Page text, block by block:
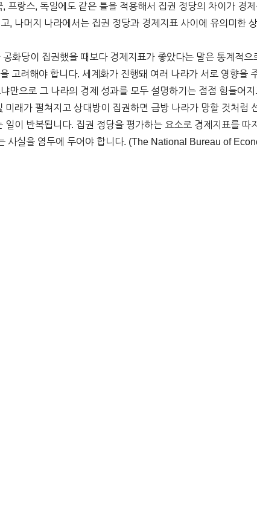
프랑스, 독일에도 같은 틀을 적용해서 집권 정당의 차이가 경
, 나머지 나라에서는 집권 정당과 경제지표 사이에 유의미한
화당이 집권했을 때보다 경제지표가 좋았다는 말은 통계적
고려해야 합니다. 세계화가 진행돼 여러 나라가 서로 영향을
만으로 그 나라의 경제 성과를 모두 설명하기는 점점 힘들어
미래가 펼쳐지고 상대방이 집권하면 금방 나라가 망할 것처럼
일이 반복됩니다. 집권 정당을 평가하는 요소로 경제지표를 따
사실을 염두에 두어야 합니다. (The National Bureau of